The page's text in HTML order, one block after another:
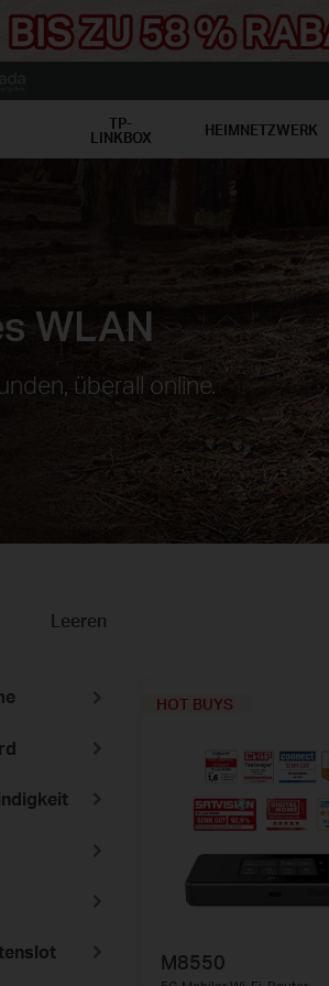
TP-
LINKBOX HEIMNETZWERK
WLAN
überall online.
Leeren
HOT BUYS
M8550